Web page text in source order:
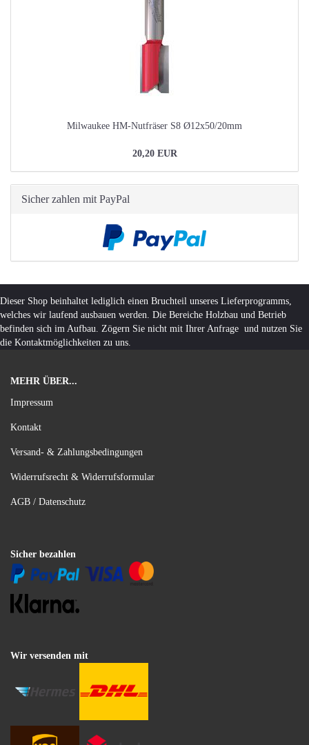
Milwaukee HM-Nutfräser S8 Ø12x50/20mm
20,20 EUR
Sicher zahlen mit PayPal
Dieser Shop beinhaltet lediglich einen Bruchteil unseres Lieferprogramms,
welches wir laufend ausbauen werden. Die Bereiche Holzbau und Betrieb
befinden sich im Aufbau. Zögern Sie nicht mit Ihrer Anfrage und nutzen Sie
die Kontaktmöglichkeiten zu uns.
MEHR ÜBER...
Impressum
Kontakt
Versand- & Zahlungsbedingungen
Widerrufsrecht & Widerrufsformular
AGB / Datenschutz
Sicher bezahlen
Wir versenden mit